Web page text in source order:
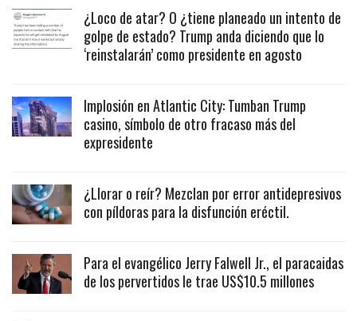
¿Loco de atar? O ¿tiene planeado un intento de
golpe de estado? Trump anda diciendo que lo
‘reinstalarán’ como presidente en agosto
Implosión en Atlantic City: Tumban Trump
casino, símbolo de otro fracaso más del
expresidente
¿Llorar o reír? Mezclan por error antidepresivos
con píldoras para la disfunción eréctil.
Para el evangélico Jerry Falwell Jr., el paracaidas
de los pervertidos le trae US$10.5 millones